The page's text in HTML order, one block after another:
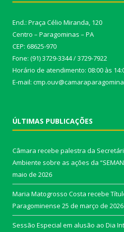
End.: Praça Célio Miranda, 120
Centro – Paragominas – PA
CEP: 68625-970
Fone: (91) 3729-3344 / 3729-7922
Horário de atendimento: 08:00 às
E-mail:
ÚLTIMAS PUBLICAÇÕES
Câmara recebe palestra da
Ambiente sobre as ações da
maio de 2026
Maria Matogrosso Costa recebe
Paragominense 25 de março de 2026
Sessão Especial em alusão ao Dia